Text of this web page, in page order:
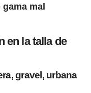
mal
en la talla de
gravel, urbana